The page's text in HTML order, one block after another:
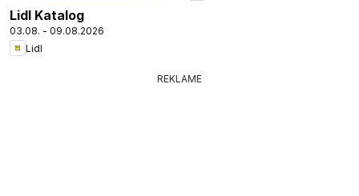
Lidl Katalog
03.08. - 09.08.2026
Lidl
REKLAME